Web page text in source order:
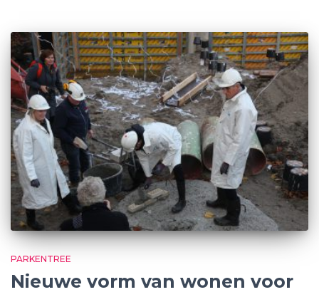
PARKENTREE
Nieuwe vorm van wonen voor